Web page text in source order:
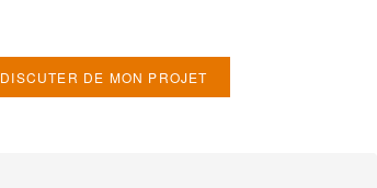
DISCUTER DE MON PROJET